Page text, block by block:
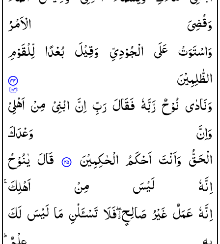
وَقُضِیَ
الْاَمْرُ
وَاسْتَوَتْ عَلَی الْجُوْدِیِّ وَقِیْلَ بُعْدًا لِّلْقَوْمِ
الظّٰلِمِیْنَ
وَنَادٰی نُوْحٌ رَّبَّهٗ فَقَالَ رَبِّ اِنَّ ابْنِیْ مِنْ اَهْلِیْ
وَاِنَّ
وَعْدَكَ
الْحَقُّ وَاَنْتَ اَحْكَمُ الْحٰكِمِیْنَ قَالَ یٰنُوْحُ
اِنَّهٗ
لَیْسَ مِنْ
اَهْلِكَ ۚ
اِنَّهٗ عَمَلٌغَیْرُصَالِحٍ ۖؗۗفَلَاتَسْـَٔلْنِمَالَیْسَلَكَ